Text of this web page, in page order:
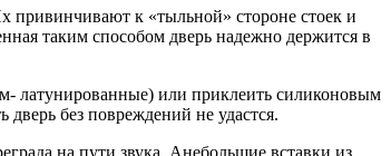
привинчивают к «тыльной» стороне стоек и
таким способом дверь надежно держится в
латунированные) или приклеить силиконовым
без повреждений не удастся.